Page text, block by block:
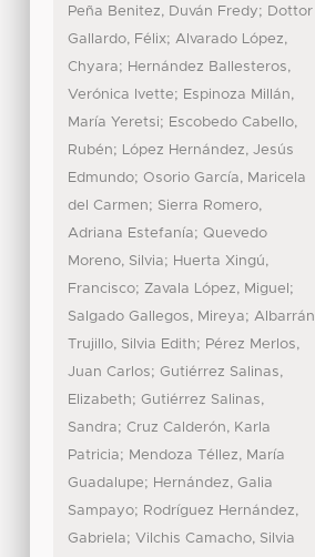
Peña Benitez, Duván Fredy; Dottor
Gallardo, Félix; Alvarado López,
Chyara; Hernández Ballesteros,
Verónica Ivette; Espinoza Millán,
María Yeretsi; Escobedo Cabello,
Rubén; López Hernández, Jesús
Edmundo; Osorio García, Maricela
del Carmen; Sierra Romero,
Adriana Estefanía; Quevedo
Moreno, Silvia; Huerta Xingú,
Francisco; Zavala López, Miguel ;
Salgado Gallegos, Mireya; Albarrán
Trujillo, Silvia Edith; Pérez Merlos,
Juan Carlos; Gutiérrez Salinas,
Elizabeth; Gutiérrez Salinas,
Sandra; Cruz Calderón, Karla
Patricia; Mendoza Téllez, María
Guadalupe; Hernández, Galia
Sampayo; Rodríguez Hernández,
Gabriela; Vilchis Camacho, Silvia